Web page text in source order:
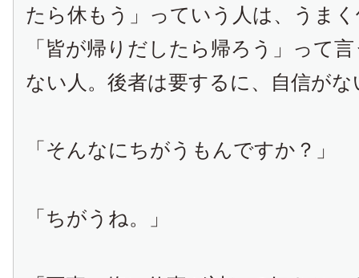
たら休もう」っていう人は、うま
「皆が帰りだしたら帰ろう」って
ない人。後者は要するに、自信が
「そんなにちがうもんですか？」
「ちがうね。」